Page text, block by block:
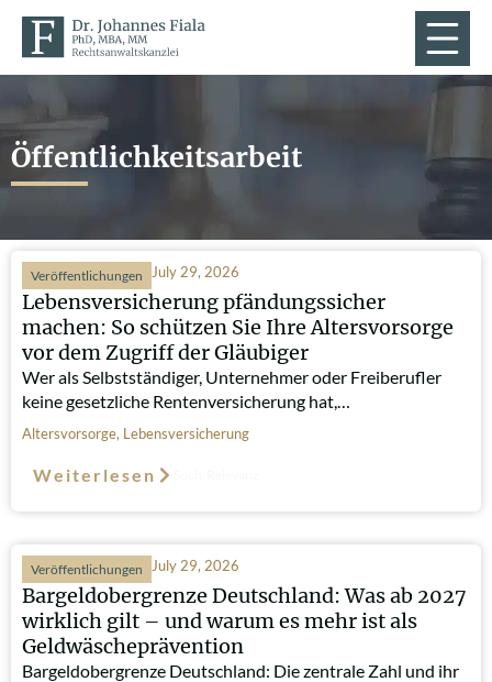
Öffentlichkeitsarbeit
Veröffentlichungen July 29, 2026
Lebensversicherung pfändungssicher
machen: So schützen Sie Ihre Altersvorsorge
vor dem Zugriff der Gläubiger
Wer als Selbstständiger, Unternehmer oder Freiberufler
keine gesetzliche Rentenversicherung hat,…
Altersvorsorge, Lebensversicherung
Weiterlesen
Veröffentlichungen July 29, 2026
Bargeldobergrenze Deutschland: Was ab 2027
wirklich gilt – und warum es mehr ist als
Geldwäscheprävention
Bargeldobergrenze Deutschland: Die zentrale Zahl und ihr